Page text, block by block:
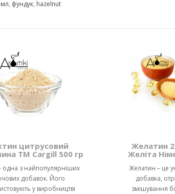
, фундук, hazelnut
цитрусовий
ТМ Cargill 500 гр
одна з найпопулярніших
добавок. Його
у виробництві
Желатин
Желіта
Желатин – це
добавка,
змішування